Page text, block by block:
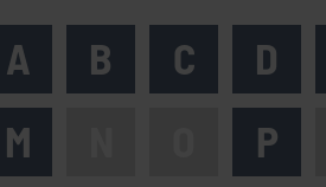
A B C D
M
P